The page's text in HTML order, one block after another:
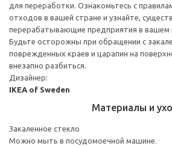
для переработки. Ознакомьтесь с
отходов в вашей стране и узнайте,
перерабатывающие предприятия в вашем
Будьте осторожны при обращении с
поврежденных краев и царапин на
внезапно разбиться.
Дизайнер:
IKEA of Sweden
Материалы и
Закаленное стекло
Можно мыть в посудомоечной машине.